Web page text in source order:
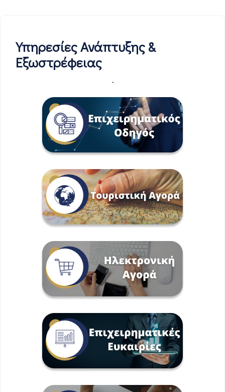
Υπηρεσίες Ανάπτυξης &
Εξωστρέφειας
-